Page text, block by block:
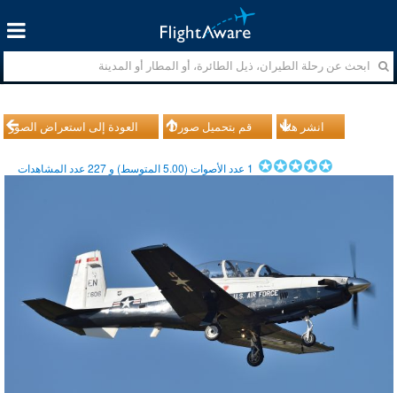
العودة إلى استعراض الصور قم بتحميل صورك انشر هذا
1 عدد الأصوات (5.00المتوسط) و 227عدد المشاهدات